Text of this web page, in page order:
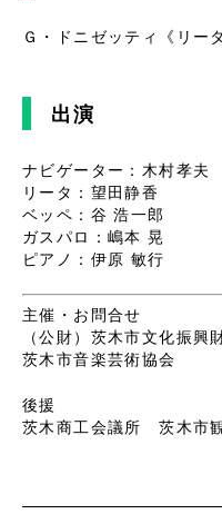
Ｇ・ドニゼッティ《リー
出演
ナビゲーター：木村孝夫
リータ：望田静香
ベッペ：谷 浩一郎
ガスパロ：嶋本 晃
ピアノ：伊原 敏行
主催・お問合せ
（公財）茨木市文化振
茨木市音楽芸術協会
後援
茨木商工会議所 茨木市